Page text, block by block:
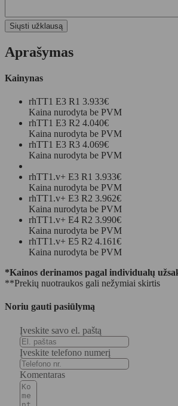
Aprašymas
Kainynas
rhTT1 E3 R1 3.933€
Kaina nurodyta be PVM
rhTT1 E3 R2 4.040€
Kaina nurodyta be PVM
rhTT1 E3 R3 4.069€
Kaina nurodyta be PVM
rhTT1.v+ E3 R1 3.933€
Kaina nurodyta be PVM
rhTT1.v+ E3 R2 3.962€
Kaina nurodyta be PVM
rhTT1.v+ E4 R2 3.990€
Kaina nurodyta be PVM
rhTT1.v+ E5 R2 4.161€
Kaina nurodyta be PVM
*Kainos derinamos pagal individualų
**Prekių nuotraukos gali nežymiai skirtis
Noriu gauti pasiūlymą
Įveskite savo el. paštą
Įveskite telefono numerį
Komentaras